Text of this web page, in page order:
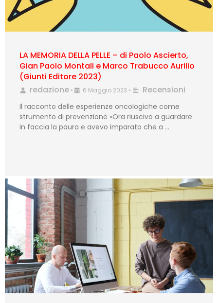
LA MEMORIA DELLA PELLE – di Paolo Ascierto,
Gian Paolo Montali e Marco Trabucco Aurilio
(Giunti Editore 2023)
redazione • 6 Maggio 2023 • Recensioni
Il racconto delle esperienze oncologiche come
strumento di prevenzione «Ora riuscivo a guardare
in faccia la paura e avevo imparato che a …